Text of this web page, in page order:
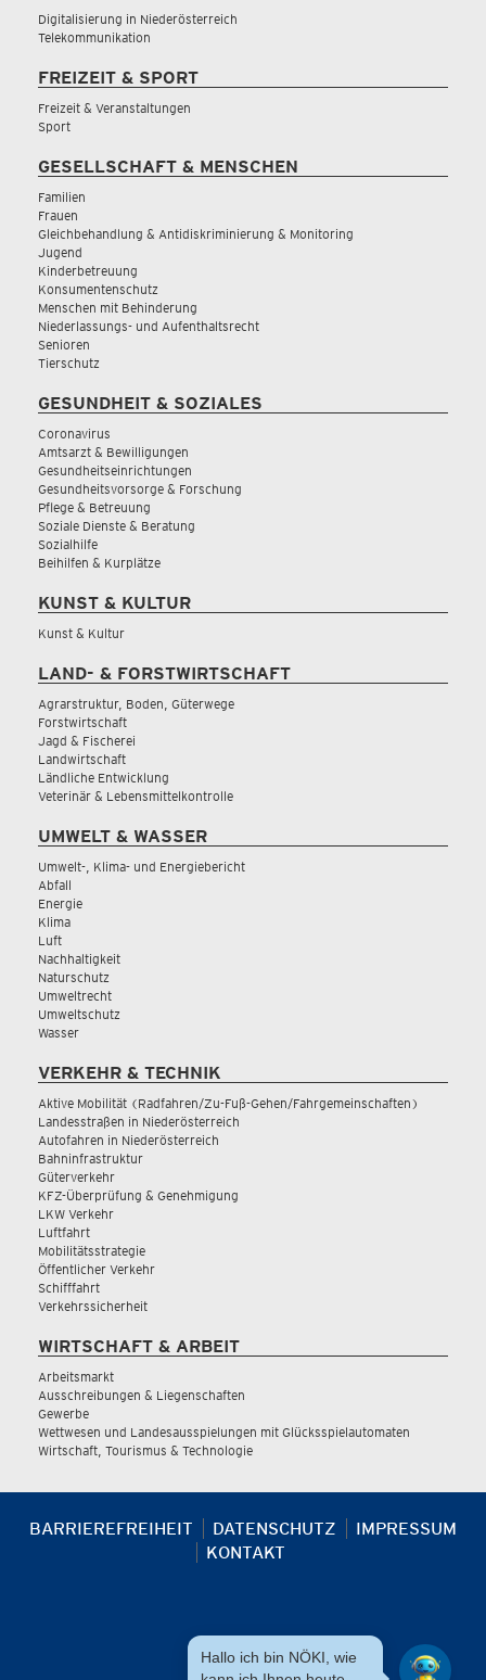
Digitalisierung in Niederösterreich
Telekommunikation
FREIZEIT & SPORT
Freizeit & Veranstaltungen
Sport
GESELLSCHAFT & MENSCHEN
Familien
Frauen
Gleichbehandlung & Antidiskriminierung & Monitoring
Jugend
Kinderbetreuung
Konsumentenschutz
Menschen mit Behinderung
Niederlassungs- und Aufenthaltsrecht
Senioren
Tierschutz
GESUNDHEIT & SOZIALES
Coronavirus
Amtsarzt & Bewilligungen
Gesundheitseinrichtungen
Gesundheitsvorsorge & Forschung
Pflege & Betreuung
Soziale Dienste & Beratung
Sozialhilfe
Beihilfen & Kurplätze
KUNST & KULTUR
Kunst & Kultur
LAND- & FORSTWIRTSCHAFT
Agrarstruktur, Boden, Güterwege
Forstwirtschaft
Jagd & Fischerei
Landwirtschaft
Ländliche Entwicklung
Veterinär & Lebensmittelkontrolle
UMWELT & WASSER
Umwelt-, Klima- und Energiebericht
Abfall
Energie
Klima
Luft
Nachhaltigkeit
Naturschutz
Umweltrecht
Umweltschutz
Wasser
VERKEHR & TECHNIK
Aktive Mobilität (Radfahren/Zu-Fuß-Gehen/Fahrgemeinschaften)
Landesstraßen in Niederösterreich
Autofahren in Niederösterreich
Bahninfrastruktur
Güterverkehr
KFZ-Überprüfung & Genehmigung
LKW Verkehr
Luftfahrt
Mobilitätsstrategie
Öffentlicher Verkehr
Schifffahrt
Verkehrssicherheit
WIRTSCHAFT & ARBEIT
Arbeitsmarkt
Ausschreibungen & Liegenschaften
Gewerbe
Wettwesen und Landesausspielungen mit Glücksspielautomaten
Wirtschaft, Tourismus & Technologie
BARRIEREFREIHEIT DATENSCHUTZ
IMPRESSUM
KONTAKT
Hallo ich bin NÖKI, wie